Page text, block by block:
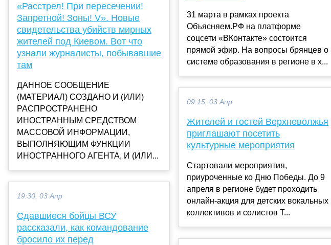
«Расстрел! При пересечении!
Запретной! Зоны! V». Новые
свидетельства убийств мирных
жителей под Киевом. Вот что
узнали журналисты, побывавшие
там
ДАННОЕ СООБЩЕНИЕ
(МАТЕРИАЛ) СОЗДАНО И (ИЛИ)
РАСПРОСТРАНЕНО
ИНОСТРАННЫМ СРЕДСТВОМ
МАССОВОЙ ИНФОРМАЦИИ,
ВЫПОЛНЯЮЩИМ ФУНКЦИИ
ИНОСТРАННОГО АГЕНТА, И (ИЛИ...
19:30, 03 Апр
Сдавшиеся бойцы ВСУ
рассказали, как командование
бросило их перед
31 марта в рамках проекта
Объясняем.РФ на платформе
соцсети «ВКонтакте» состоится
прямой эфир. На вопросы брянцев о
системе образования в регионе в х...
09:15, 03 Апр
Жителей и гостей Верхневолжья
приглашают посетить
культурные мероприятия
Стартовали мероприятия,
приуроченные ко Дню Победы. До 9
апреля в регионе будет проходить
онлайн-акция для детских вокальных
коллективов и солистов Т...